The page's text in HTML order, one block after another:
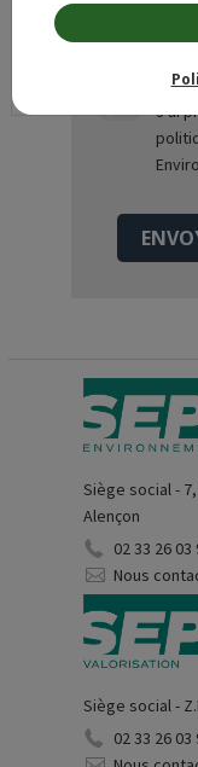
J'ai
Siège social -
Alençon
02 33 26 03
Nous
Siège social -
02 33 26 03